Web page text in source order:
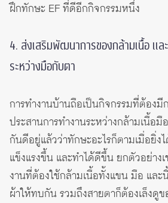
ฝึกทักษะ EF ที่ดีอีกกิจกรรมหนึ่ง
4. ส่งเสริมพัฒนาการของกล้ามเนื้อ แล
ระหว่างมือกับตา
การทำงานบ้านถือเป็นกิจกรรมที่ต้องมี
ประสานการทำงานระหว่างกล้ามเนื้อ
กันดีอยู่แล้วว่าทักษะอะไรก็ตามเมื่อยิ่ง
แข็งแรงขึ้น และทำได้ดีขึ้น ยกตัวอย่าง
งานที่ต้องใช้กล้ามเนื้อทั้งแขน มือ แล
ผ้าให้ทบกัน รวมถึงสายตาก็ต้องเล็งดู